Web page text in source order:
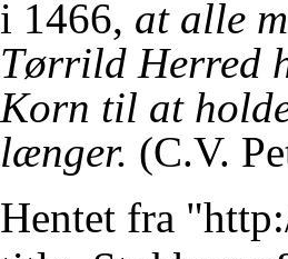
i 1466, at alle
Tørrild Herred
Korn til at
længer. (C.V.
Hentet fra "